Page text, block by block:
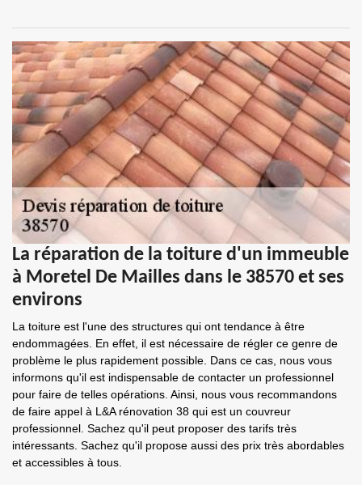
La réparation de la toiture d'un immeuble
à Moretel De Mailles dans le 38570 et ses
environs
La toiture est l'une des structures qui ont tendance à être
endommagées. En effet, il est nécessaire de régler ce genre de
problème le plus rapidement possible. Dans ce cas, nous vous
informons qu'il est indispensable de contacter un professionnel
pour faire de telles opérations. Ainsi, nous vous recommandons
de faire appel à L&A rénovation 38 qui est un couvreur
professionnel. Sachez qu'il peut proposer des tarifs très
intéressants. Sachez qu'il propose aussi des prix très abordables
et accessibles à tous.